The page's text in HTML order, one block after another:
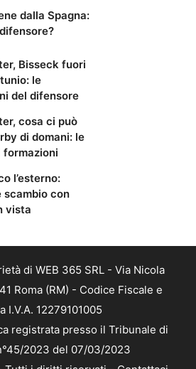
dalla Spagna:
Bisseck fuori
le
del difensore
cosa ci può
di domani: le
formazioni
l’esterno:
scambio con
vista
di WEB 365 SRL - Via Nicola
Roma (RM) - Codice Fiscale e
I.V.A. 12279101005
registrata presso il Tribunale di
2023 del 07/03/2023